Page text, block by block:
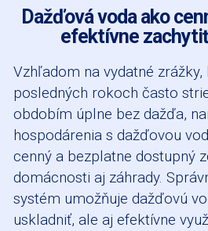
Dažďová voda ako
efektívne
Vzhľadom na vydatné zrážky,
posledných rokoch často
obdobím úplne bez dažďa,
hospodárenia s dažďovou
cenný a bezplatne dostupný
domácnosti aj záhrady.
systém umožňuje dažďovú
uskladniť, ale aj efektívne